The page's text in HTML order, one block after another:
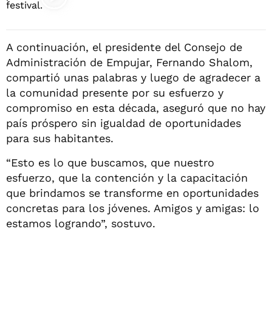
A continuación, el presidente del Consejo de
Administración de Empujar, Fernando Shalom,
compartió unas palabras y luego de agradecer a
la comunidad presente por su esfuerzo y
compromiso en esta década, aseguró que no hay
país próspero sin igualdad de oportunidades
para sus habitantes.
“Esto es lo que buscamos, que nuestro
esfuerzo, que la contención y la capacitación
que brindamos se transforme en oportunidades
concretas para los jóvenes. Amigos y amigas: lo
estamos logrando”, sostuvo.